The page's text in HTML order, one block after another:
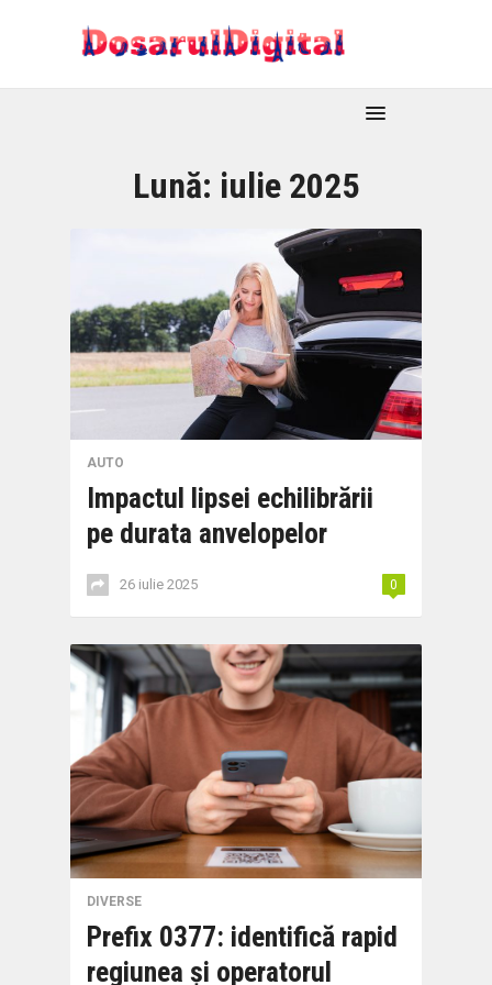
Lună: iulie 2025
AUTO
Impactul lipsei echilibrării
pe durata anvelopelor
26 iulie 2025 0
DIVERSE
Prefix 0377: identifică rapid
regiunea și operatorul